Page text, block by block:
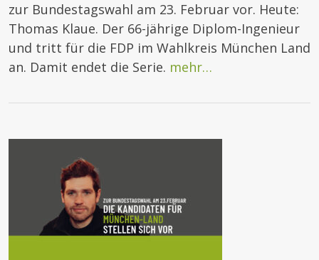
zur Bundestagswahl am 23. Februar vor. Heute:
Thomas Klaue. Der 66-jährige Diplom-Ingenieur
und tritt für die FDP im Wahlkreis München Land
an. Damit endet die Serie. mehr…